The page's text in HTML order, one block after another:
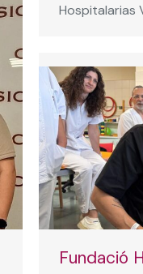
Hospitalarias
Fundació